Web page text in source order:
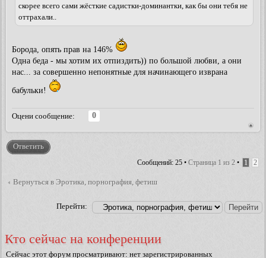
скорее всего сами жёсткие садистки-доминантки, как бы они тебя не
оттрахали..
Борода, опять прав на 146%
Одна беда - мы хотим их отпиздить)) по большой любви, а они
нас... за совершенно непонятные для начинающего изврана
бабульки!
Оцени сообщение:
0
Ответить
Сообщений: 25 • Страница 1 из 2 • 1 2
Вернуться в Эротика, порнография, фетиш
Перейти:
Кто сейчас на конференции
Сейчас этот форум просматривают: нет зарегистрированных